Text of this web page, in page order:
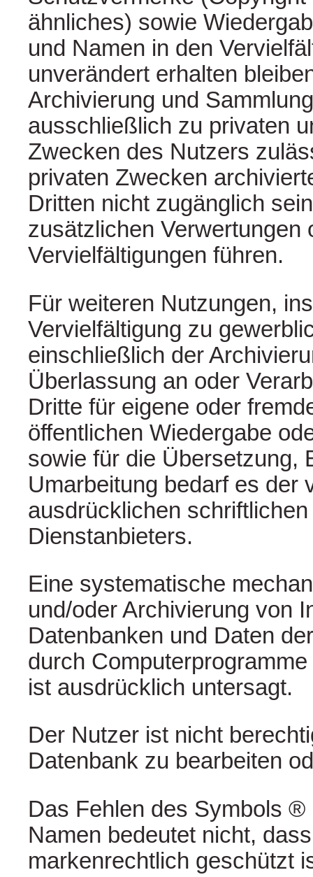
ähnliches) sowie
und Namen in den
unverändert erhalten
Archivierung und
ausschließlich zu privaten
Zwecken des Nutzers
privaten Zwecken
Dritten nicht zugänglich
zusätzlichen Verwertungen
Vervielfältigungen führen.
Für weiteren Nutzungen,
Vervielfältigung zu
einschließlich der
Überlassung an oder
Dritte für eigene oder
öffentlichen Wiedergabe
sowie für die Übersetzung,
Umarbeitung bedarf es der
ausdrücklichen
Dienstanbieters.
Eine systematische
und/oder Archivierung von
Datenbanken und Daten
durch
ist ausdrücklich untersagt.
Der Nutzer ist nicht
Datenbank zu bearbeiten
Das Fehlen des Symbols ®
Namen bedeutet nicht,
markenrechtlich geschützt